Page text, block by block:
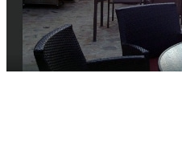
Demande d’info
09 83 07 44 60